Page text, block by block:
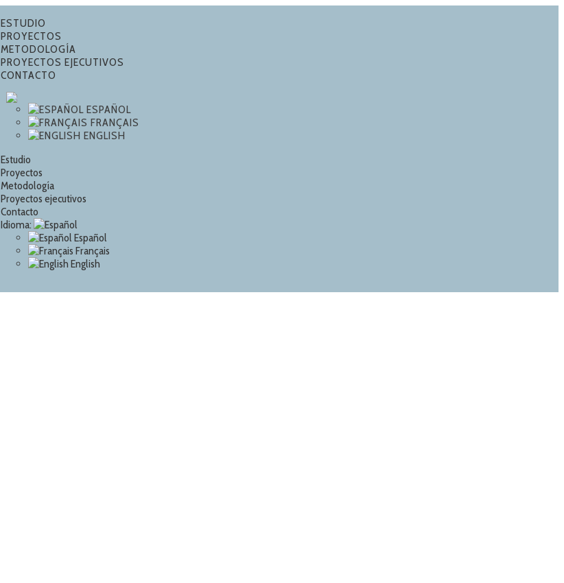
ESTUDIO
PROYECTOS
METODOLOGÍA
PROYECTOS EJECUTIVOS
CONTACTO
ESPAÑOL
FRANÇAIS
ENGLISH
Estudio
Proyectos
Metodología
Proyectos ejecutivos
Contacto
Idioma:
Español
Français
English